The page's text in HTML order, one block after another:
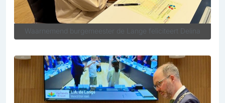
Waarnemend burgemeester de Lange feliciteert Delina